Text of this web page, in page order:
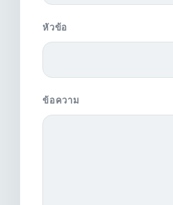
หัวข้อ
ข้อความ